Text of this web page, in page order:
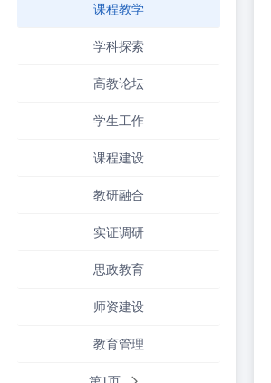
课程教学
学科探索
高教论坛
学生工作
课程建设
教研融合
实证调研
思政教育
师资建设
教育管理